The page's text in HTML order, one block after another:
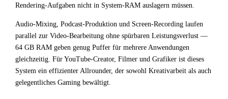
Rendering-Aufgaben nicht in System-RAM auslagern müssen.
Audio-Mixing, Podcast-Produktion und Screen-Recording laufen
parallel zur Video-Bearbeitung ohne spürbaren Leistungsverlust —
64 GB RAM geben genug Puffer für mehrere Anwendungen
gleichzeitig. Für YouTube-Creator, Filmer und Grafiker ist dieses
System ein effizienter Allrounder, der sowohl Kreativarbeit als auch
gelegentliches Gaming bewältigt.